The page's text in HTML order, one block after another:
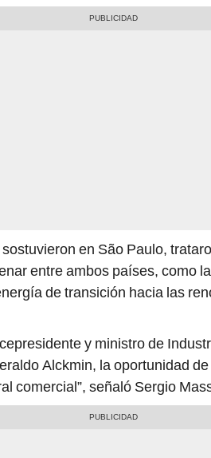
en São Paulo,
entre ambos países, como
de transición hacia las
Alckmin, la oportunidad de
comercial”, señaló Sergio